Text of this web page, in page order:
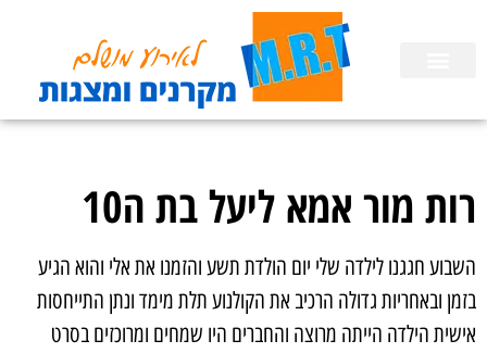
רות מור אמא ליעל בת ה10
השבוע חגגנו לילדה שלי יום הולדת תשע והזמנו את אלי והוא הגיע
בזמן ובאחריות גדולה הרכיב את הקולנוע תלת מימד ונתן התייחסות
אישית הילדה הייתה מרוצה והחברים היו שמחים ומרוכזים בסרט